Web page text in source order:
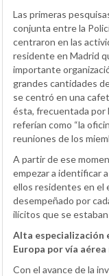
Las primeras
conjunta entre la
centraron en las
residente en Madrid
importante
grandes cantidades
se centró en una
ésta, frecuentada por
referían como “la
reuniones de los
A partir de ese
empezar a identificar
ellos residentes en el
desempeñado por
ilícitos que se
Alta especialización
Europa por vía
Con el avance de la